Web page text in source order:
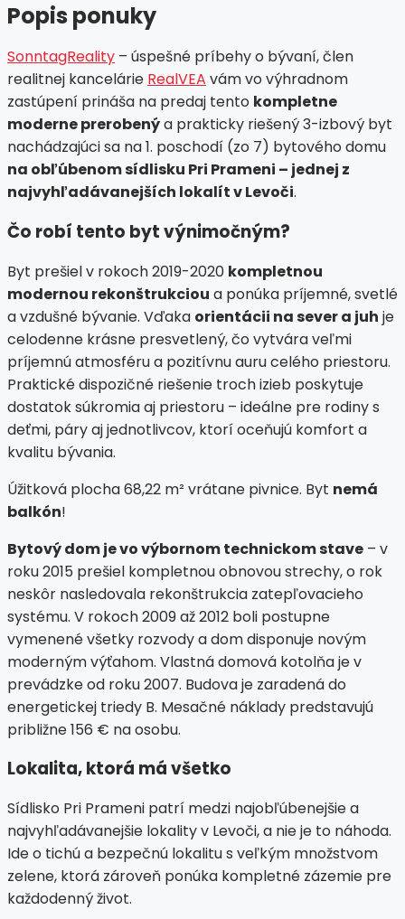
Popis ponuky
SonntagReality – úspešné príbehy o bývaní, člen
realitnej kancelárie RealVEA vám vo výhradnom
zastúpení prináša na predaj tento kompletne
moderne prerobenýa prakticky riešený 3-izbový byt
nachádzajúci sa na 1. poschodí (zo 7) bytového domu
na obľúbenom sídlisku Pri Prameni – jednej z
najvyhľadávanejších lokalít v Levoči.
Čo robí tento byt výnimočným?
Byt prešiel v rokoch 2019-2020 kompletnou
modernou rekonštrukciou a ponúka príjemné, svetlé
a vzdušné bývanie. Vďaka orientácii na sever a juh je
celodenne krásne presvetlený, čo vytvára veľmi
príjemnú atmosféru a pozitívnu auru celého priestoru.
Praktické dispozičné riešenie troch izieb poskytuje
dostatok súkromia aj priestoru – ideálne pre rodiny s
deťmi, páry aj jednotlivcov, ktorí oceňujú komfort a
kvalitu bývania.
Úžitková plocha 68,22 m² vrátane pivnice. Byt nemá
balkón!
Bytový dom je vo výbornom technickom stave – v
roku 2015 prešiel kompletnou obnovou strechy, o rok
neskôr nasledovala rekonštrukcia zatepľovacieho
systému. V rokoch 2009 až 2012 boli postupne
vymenené všetky rozvody a dom disponuje novým
moderným výťahom. Vlastná domová kotolňa je v
prevádzke od roku 2007. Budova je zaradená do
energetickej triedy B. Mesačné náklady predstavujú
približne 156 € na osobu.
Lokalita, ktorá má všetko
Sídlisko Pri Prameni patrí medzi najobľúbenejšie a
najvyhľadávanejšie lokality v Levoči, a nie je to náhoda.
Ide o tichú a bezpečnú lokalitu s veľkým množstvom
zelene, ktorá zároveň ponúka kompletné zázemie pre
každodenný život.